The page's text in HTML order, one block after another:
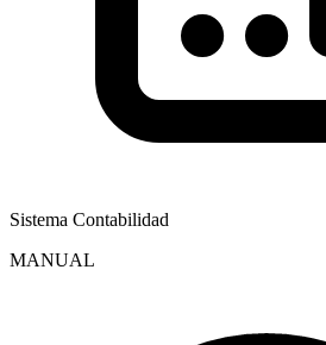
Sistema Contabilidad
MANUAL